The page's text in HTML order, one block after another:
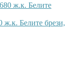
ж.к. Белите
Белите брези,